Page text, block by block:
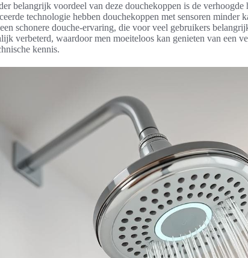
belangrijk voordeel van deze douchekoppen is de
technologie hebben douchekoppen met sensoren minder
schonere douche-ervaring, die voor veel gebruikers
verbeterd, waardoor men moeiteloos kan genieten van een
kennis.